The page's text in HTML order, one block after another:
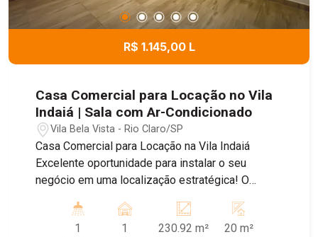
R$ 1.145,00 L
Casa Comercial para Locação no Vila
Indaiá | Sala com Ar-Condicionado
Vila Bela Vista - Rio Claro/SP
Casa Comercial para Locação na Vila Indaiá
Excelente oportunidade para instalar o seu
negócio em uma localização estratégica! O
condicionado, proporcionando um ambiente
confortável para atendimento e trabalho. Dispõe
1 1 230.92 m² 20 m²